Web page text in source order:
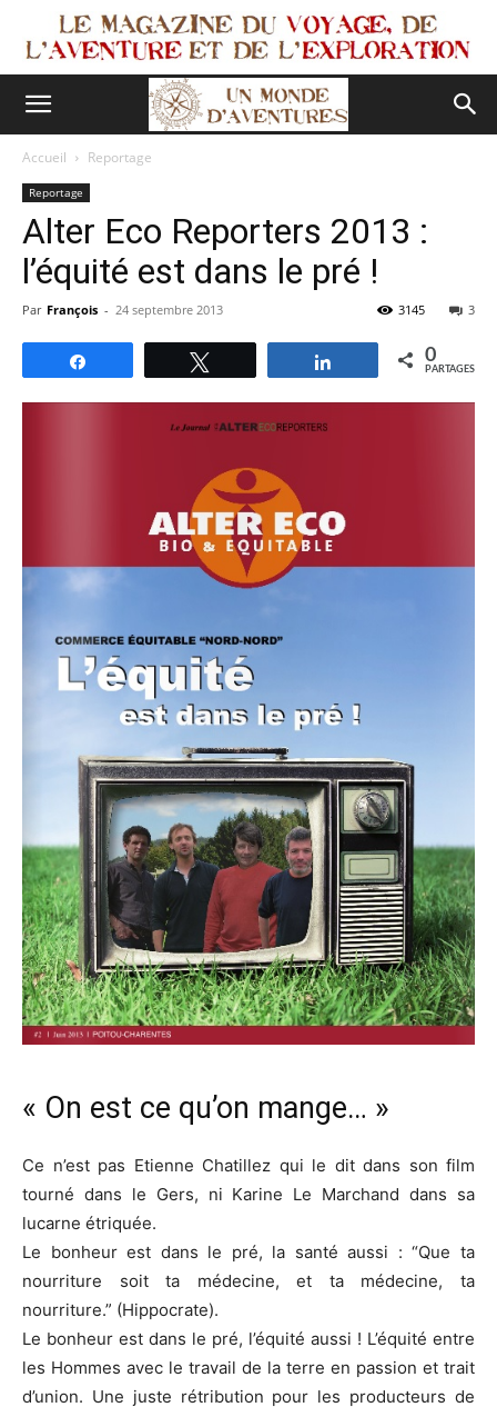
Accueil Reportage
Reportage
Alter Eco Reporters 2013 :
l’équité est dans le pré !
Par François - 24 septembre 2013 3
3145
Partagez 0
PARTAGES
« On est ce qu’on mange… »
Ce n’est pas Etienne Chatillez qui le dit dans son film
tourné dans le Gers, ni Karine Le Marchand dans sa
lucarne étriquée.
Le bonheur est dans le pré, la santé aussi : “Que ta
nourriture soit ta médecine, et ta médecine, ta
nourriture.” (Hippocrate).
Le bonheur est dans le pré, l’équité aussi ! L’équité entre
les Hommes avec le travail de la terre en passion et trait
d’union. Une juste rétribution pour les producteurs de